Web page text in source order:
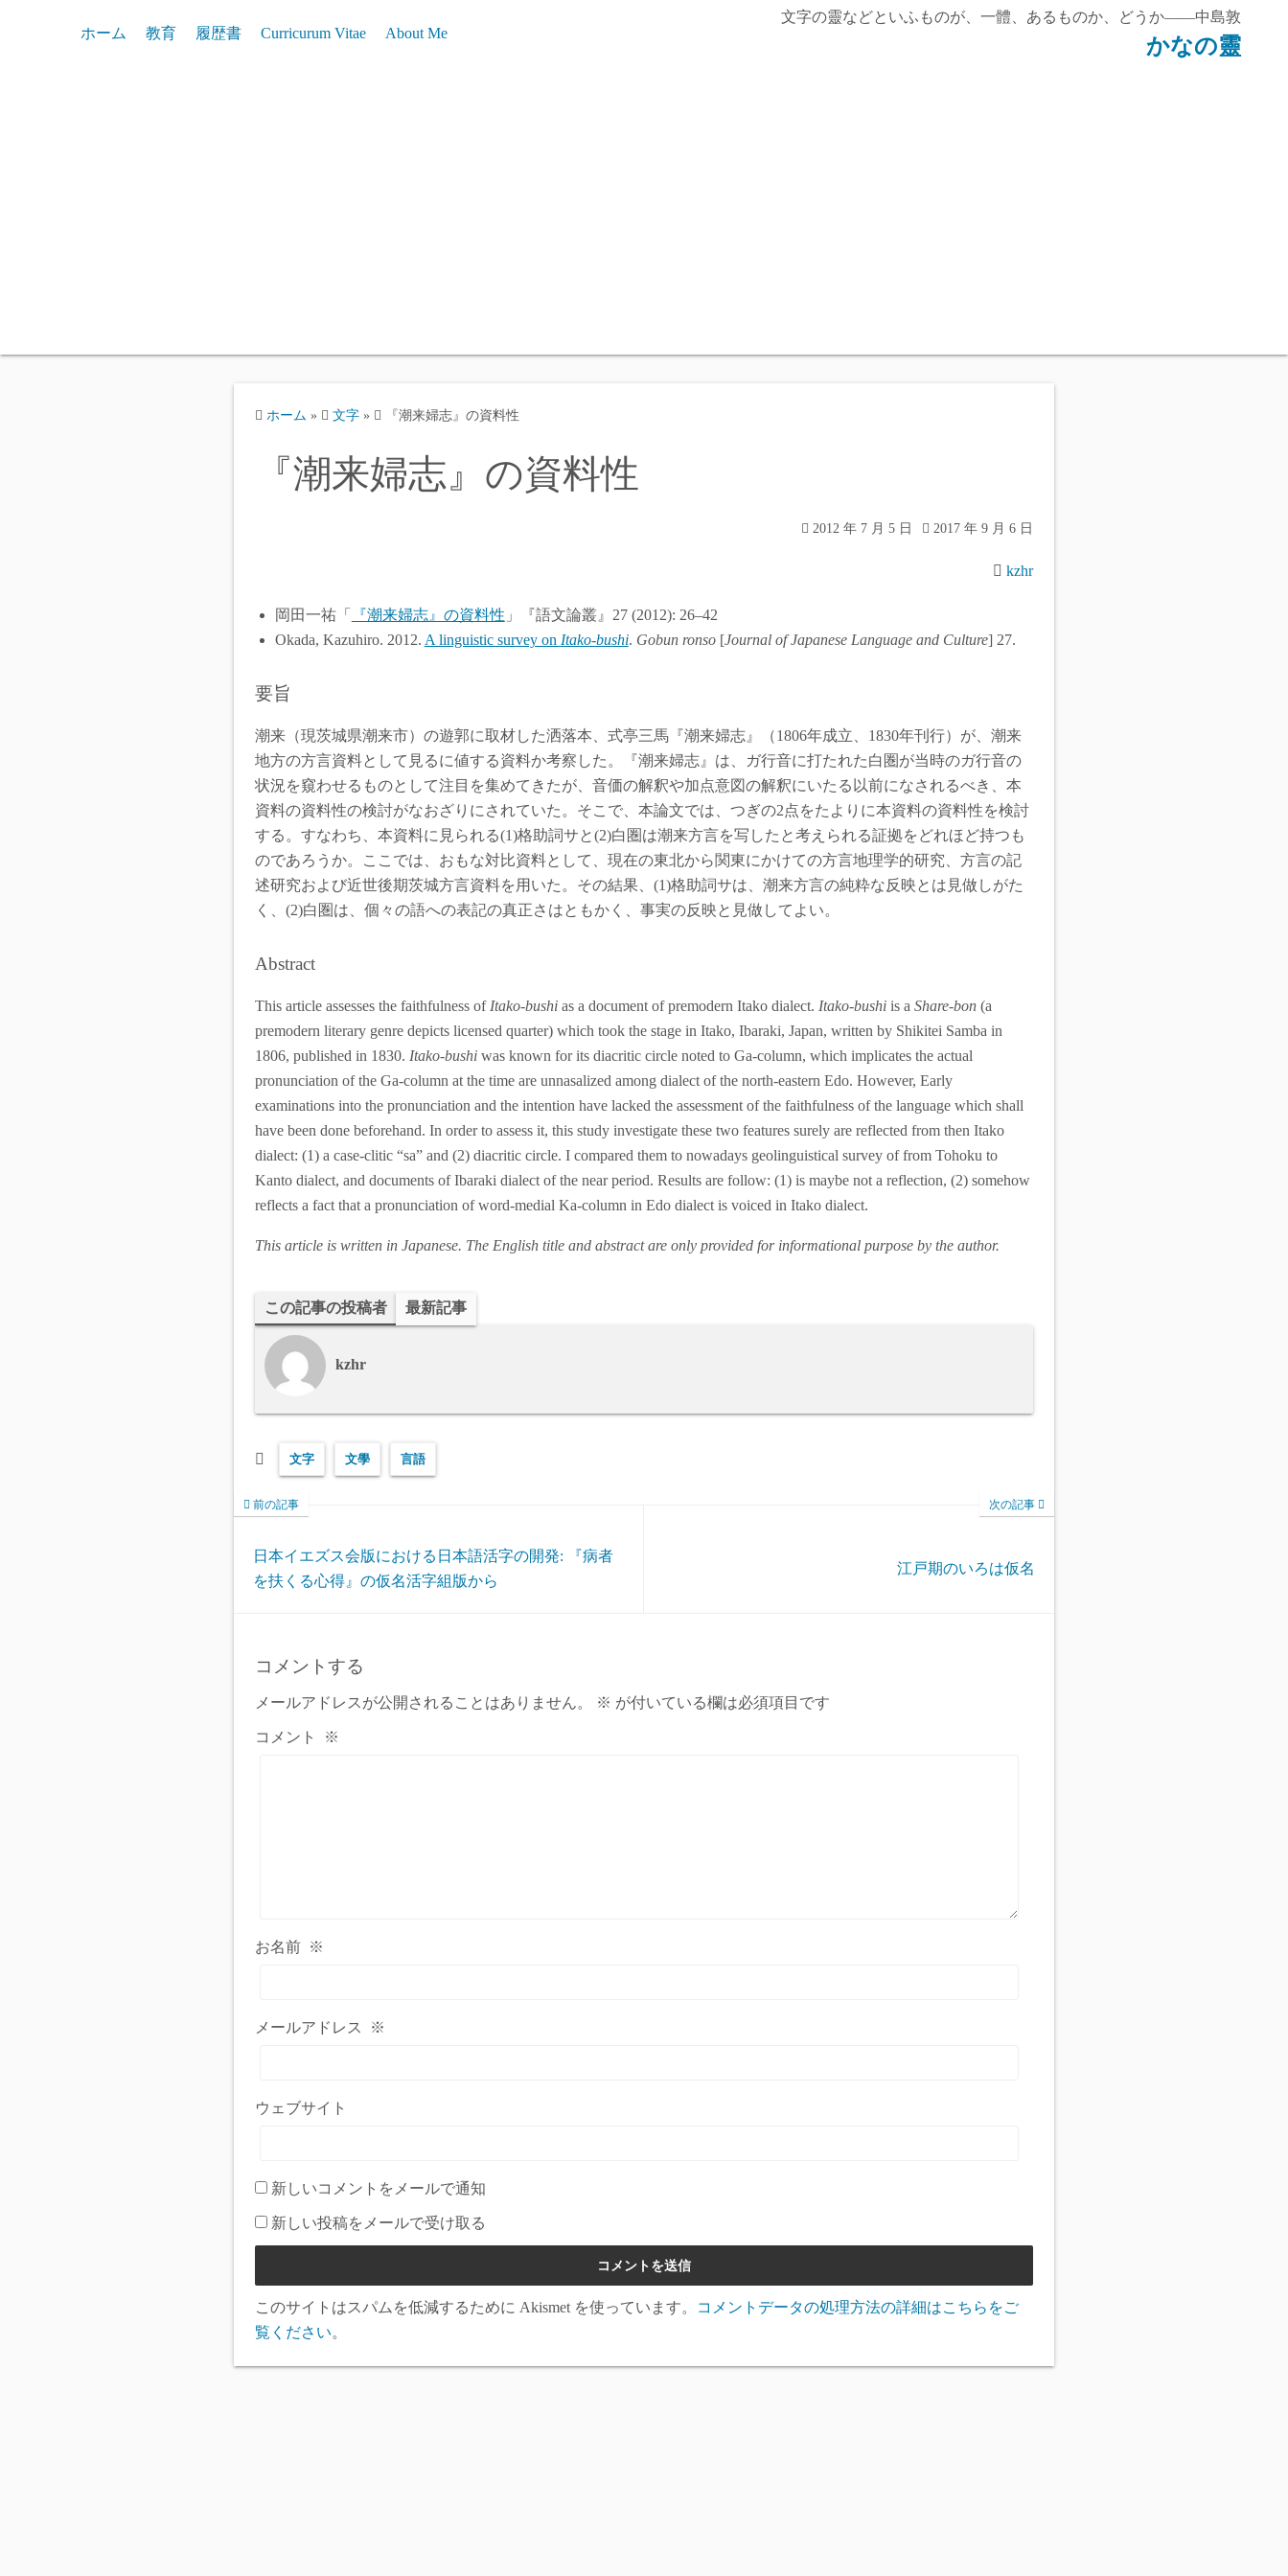
文字の靈などといふものが、一體、あるものか、どうか——中島敦
かなの靈
ホーム 教育 履歴書 Curricurum Vitae About Me
ホーム » 文字 » 『潮来婦志』の資料性
『潮来婦志』の資料性
2012 年 7 月 5 日 2017 年 9 月 6 日
kzhr
岡田一祐「 『潮来婦志』の資料性 」『語文論叢』27 (2012): 26–42
Okada, Kazuhiro. 2012. A linguistic survey on Itako-bushi. Gobun ronso[Journal of Japanese Language and Culture] 27.
要旨
潮来（現茨城県潮来市）の遊郭に取材した洒落本、式亭三馬『潮来婦志』（1806年成立、1830年刊行）が、潮来
地方の方言資料として見るに値する資料か考察した。『潮来婦志』は、ガ行音に打たれた白圏が当時のガ行音の
状況を窺わせるものとして注目を集めてきたが、音価の解釈や加点意図の解釈にいたる以前になされるべき、本
資料の資料性の検討がなおざりにされていた。そこで、本論文では、つぎの2点をたよりに本資料の資料性を検討
する。すなわち、本資料に見られる(1)格助詞サと(2)白圏は潮来方言を写したと考えられる証拠をどれほど持つも
のであろうか。ここでは、おもな対比資料として、現在の東北から関東にかけての方言地理学的研究、方言の記
述研究および近世後期茨城方言資料を用いた。その結果、(1)格助詞サは、潮来方言の純粋な反映とは見做しがた
く、(2)白圏は、個々の語への表記の真正さはともかく、事実の反映と見做してよい。
Abstract
This article assesses the faithfulness of Itako-bushi as a document of premodern Itako dialect. Itako-bushi is a Share-bon (a
premodern literary genre depicts licensed quarter) which took the stage in Itako, Ibaraki, Japan, written by Shikitei Samba in
1806, published in 1830. Itako-bushi was known for its diacritic circle noted to Ga-column, which implicates the actual
pronunciation of the Ga-column at the time are unnasalized among dialect of the north-eastern Edo. However, Early
examinations into the pronunciation and the intention have lacked the assessment of the faithfulness of the language which shall
have been done beforehand. In order to assess it, this study investigate these two features surely are reflected from then Itako
dialect: (1) a case-clitic “sa” and (2) diacritic circle. I compared them to nowadays geolinguistical survey of from Tohoku to
Kanto dialect, and documents of Ibaraki dialect of the near period. Results are follow: (1) is maybe not a reflection, (2) somehow
reflects a fact that a pronunciation of word-medial Ka-column in Edo dialect is voiced in Itako dialect.
This article is written in Japanese. The English title and abstract are only provided for informational purpose by the author.
この記事の投稿者 最新記事
kzhr
文字 文學 言語
前の記事
日本イエズス会版における日本語活字の開発: 『病者
を扶くる心得』の仮名活字組版から
次の記事
江戸期のいろは仮名
コメントする
メールアドレスが公開されることはありません。 ※ が付いている欄は必須項目です
コメント ※
お名前 ※
メールアドレス ※
ウェブサイト
新しいコメントをメールで通知
新しい投稿をメールで受け取る
このサイトはスパムを低減するために Akismet を使っています。
コメントデータの処理方法の詳細はこちらをご
覧ください。